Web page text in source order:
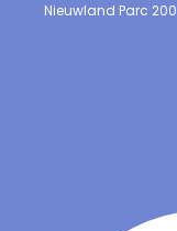
Nieuwland Parc 200